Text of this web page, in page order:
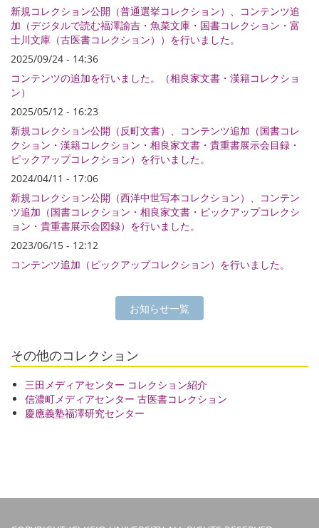
新規コレクション公開（普通選挙コレクション）、コンテンツ追
加（デジタルで読む福澤諭吉・魚菜文庫・国書コレクション・富
士川文庫（古医書コレクション））を行いました。
2025/09/24 - 14:36
コンテンツの追加を行いました。（相良家文書・漢籍コレクショ
ン）
2025/05/12 - 16:23
新規コレクション公開（反町文書）、コンテンツ追加（国書コレ
クション・漢籍コレクション・相良家文書・貴重書展示会目録・
ピックアップコレクション）を行いました。
2024/04/11 - 17:06
新規コレクション公開（西洋中世写本コレクション）、コンテン
ツ追加（国書コレクション・相良家文書・ピックアップコレクシ
ョン・貴重書展示会図録）を行いました。
2023/06/15 - 12:12
コンテンツ追加（ピックアップコレクション）を行いました。
お知らせ一覧
その他のコレクション
三田メディアセンター コレクション紹介
信濃町メディアセンター 古医書コレクション
慶應義塾福澤研究センター